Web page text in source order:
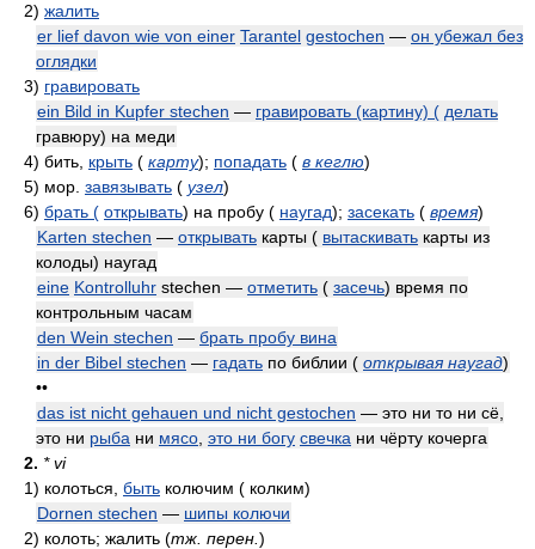
2) жалить
er lief davon wie von einer Tarantel gestochen — он убежал без
оглядки
3) гравировать
ein Bild in Kupfer stechen — гравировать (картину) ( делать
гравюру) на меди
4) бить, крыть ( карту); попадать ( в кеглю)
5) мор. завязывать ( узел)
6) брать ( открывать) на пробу ( наугад); засекать ( время)
Karten stechen — открывать карты ( вытаскивать карты из
колоды) наугад
eine Kontrolluhr stechen — отметить ( засечь) время по
контрольным часам
den Wein stechen — брать пробу вина
in der Bibel stechen — гадать по библии ( открывая наугад)
••
das ist nicht gehauen und nicht gestochen — это ни то ни сё,
это ни рыба ни мясо это ни богу свечка ни чёрту кочерга
2. * vi
1) колоться, быть колючим ( колким)
Dornen stechen — шипы колючи
2) колоть; жалить (тж. перен. )